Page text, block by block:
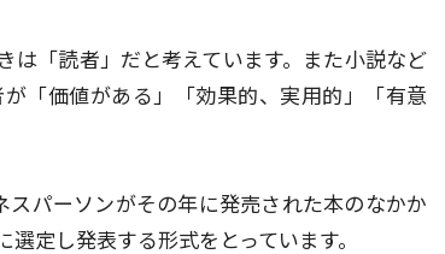
は「読者」だと考えています。また小説など
「価値がある」「効果的、実用的」「有意
パーソンがその年に発売された本のなかか
定し発表する形式をとっています。